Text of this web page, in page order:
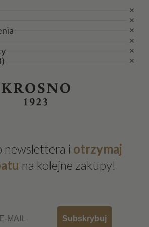
newslettera i otrzymaj
na kolejne zakupy!
Subskrybuj